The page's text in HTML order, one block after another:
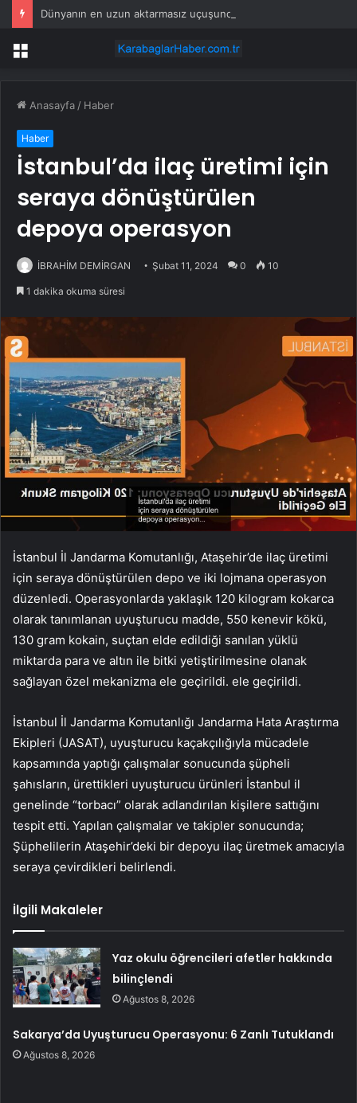
Menü
Anasayfa / Haber
Haber
İstanbul’da ilaç üretimi için
seraya dönüştürülen
depoya operasyon
İBRAHİM DEMİRGAN Şubat 11, 2024 0 10
1 dakika okuma süresi
İstanbul İl Jandarma Komutanlığı, Ataşehir’de ilaç üretimi
için seraya dönüştürülen depo ve iki lojmana operasyon
düzenledi. Operasyonlarda yaklaşık 120 kilogram kokarca
olarak tanımlanan uyuşturucu madde, 550 kenevir kökü,
130 gram kokain, suçtan elde edildiği sanılan yüklü
miktarda para ve altın ile bitki yetiştirilmesine olanak
sağlayan özel mekanizma ele geçirildi. ele geçirildi.
İstanbul İl Jandarma Komutanlığı Jandarma Hata Araştırma
Ekipleri (JASAT), uyuşturucu kaçakçılığıyla mücadele
kapsamında yaptığı çalışmalar sonucunda şüpheli
şahısların, ürettikleri uyuşturucu ürünleri İstanbul il
genelinde “torbacı” olarak adlandırılan kişilere sattığını
tespit etti. Yapılan çalışmalar ve takipler sonucunda;
Şüphelilerin Ataşehir’deki bir depoyu ilaç üretmek amacıyla
seraya çevirdikleri belirlendi.
İlgili Makaleler
Yaz okulu öğrencileri afetler hakkında
bilinçlendi
Ağustos 8, 2026
Sakarya’da Uyuşturucu Operasyonu: 6 Zanlı Tutuklandı
Ağustos 8, 2026